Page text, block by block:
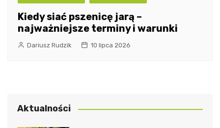
Kiedy siać pszenicę jarą –
najważniejsze terminy i warunki
Dariusz Rudzik 10 lipca 2026
Aktualności